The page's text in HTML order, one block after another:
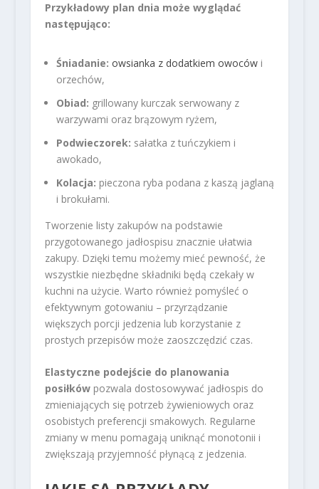
Przykładowy plan dnia może wyglądać
następująco:
Śniadanie: owsianka z dodatkiem owocówi
orzechów,
Obiad: grillowany kurczak serwowany z
warzywami oraz brązowym ryżem,
Podwieczorek: sałatka z tuńczykiem i
awokado,
Kolacja: pieczona ryba podana z kaszą jaglaną
i brokułami.
Tworzenie listy zakupów na podstawie
przygotowanego jadłospisu znacznie ułatwia
zakupy. Dzięki temu możemy mieć pewność, że
wszystkie niezbędne składniki będą czekały w
kuchni na użycie. Warto również pomyśleć o
efektywnym gotowaniu – przyrządzanie
większych porcji jedzenia lub korzystanie z
prostych przepisów może zaoszczędzić czas.
Elastyczne podejście do planowania
posiłkówpozwala dostosowywać jadłospis do
zmieniających się potrzeb żywieniowych oraz
osobistych preferencji smakowych. Regularne
zmiany w menu pomagają uniknąć monotonii i
zwiększają przyjemność płynącą z jedzenia.